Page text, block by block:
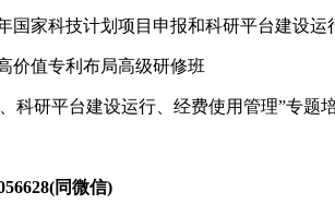
家科技计划项目申报和科研平台建设
价值专利布局高级研修班
科研平台建设运行、经费使用管理”专题
同微信)